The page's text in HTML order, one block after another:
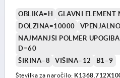
OBLIKA=H
GLAVNI ELEMENT
DOLŽINA=10000
NAJMANJŠI POLMER
D=60
ŠIRINA=8
VIŠINA=12 B1=9
Številka za naročilo: